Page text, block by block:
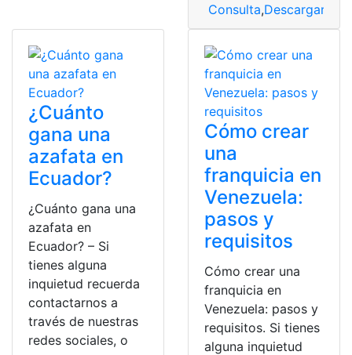
Consulta,Descargar
¿Cuánto
gana una
azafata en
Ecuador?
¿Cuánto gana una
azafata en
Ecuador? – Si
tienes alguna
inquietud recuerda
contactarnos a
través de nuestras
redes sociales, o
Cómo crear
una
franquicia en
Venezuela:
pasos y
requisitos
Cómo crear una
franquicia en
Venezuela: pasos y
requisitos. Si tienes
alguna inquietud